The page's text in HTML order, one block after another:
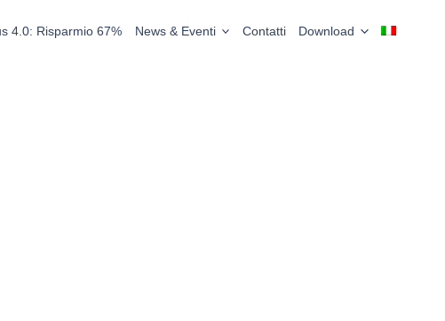
4.0: Risparmio 67% News & Eventi Contatti Download